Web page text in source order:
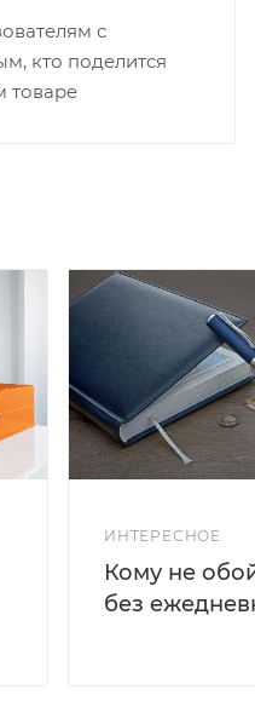
с
кто поделится
товаре
ИНТЕРЕСНОЕ
Кому не
без